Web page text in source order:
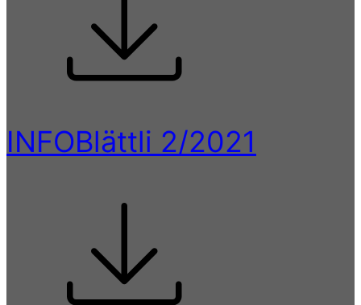
INFOBlättli 2/2021